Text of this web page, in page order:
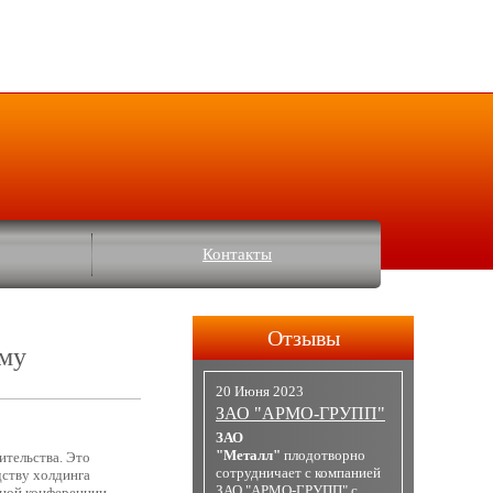
Контакты
Это
холдинга
Отзывы
20 Июня 2023
ЗАО "АРМО-ГРУПП"
ЗАО
"Металл" плодотворно
сотрудничает с компанией